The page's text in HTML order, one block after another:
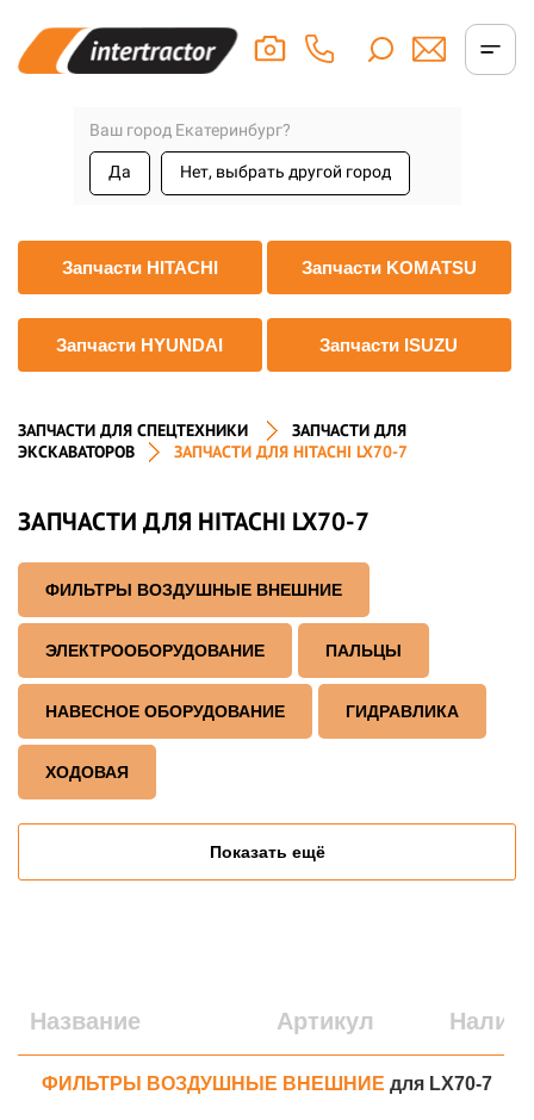
Ваш город Екатеринбург?
Да Нет, выбрать другой город
Запчасти HITACHI Запчасти KOMATSU
Запчасти HYUNDAI Запчасти ISUZU
ЗАПЧАСТИ ДЛЯ СПЕЦТЕХНИКИ
ЗАПЧАСТИ ДЛЯ
ЭКСКАВАТОРОВ
ЗАПЧАСТИ ДЛЯ HITACHI LX70-7
ЗАПЧАСТИ ДЛЯ HITACHI LX70-7
ФИЛЬТРЫ ВОЗДУШНЫЕ ВНЕШНИЕ
ЭЛЕКТРООБОРУДОВАНИЕ ПАЛЬЦЫ
НАВЕСНОЕ ОБОРУДОВАНИЕ ГИДРАВЛИКА
ХОДОВАЯ
Показать ещё
Название Артикул
ФИЛЬТРЫ ВОЗДУШНЫЕ ВНЕШНИЕ для LX70-7